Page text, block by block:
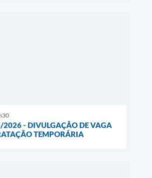
2026 - DIVULGAÇÃO DE VAGA
TEMPORÁRIA